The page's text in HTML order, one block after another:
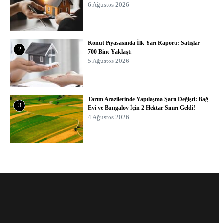
6 Ağustos 2026
2
Konut Piyasasında İlk Yarı Raporu: Satışlar
700 Bine Yaklaştı
5 Ağustos 2026
3
Tarım Arazilerinde Yapılaşma Şartı Değişti: Bağ
Evi ve Bungalov İçin 2 Hektar Sınırı Geldi!
4 Ağustos 2026